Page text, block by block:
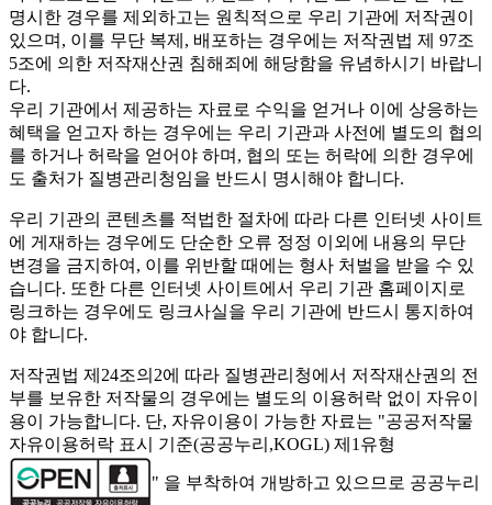
명시한 경우를 제외하고는 원칙적으로 우리 기관에 저작권이
있으며, 이를 무단 복제, 배포하는 경우에는 저작권법 제 97조
5조에 의한 저작재산권 침해죄에 해당함을 유념하시기 바랍니
다.
우리 기관에서 제공하는 자료로 수익을 얻거나 이에 상응하는
혜택을 얻고자 하는 경우에는 우리 기관과 사전에 별도의 협의
를 하거나 허락을 얻어야 하며, 협의 또는 허락에 의한 경우에
도 출처가 질병관리청임을 반드시 명시해야 합니다.
우리 기관의 콘텐츠를 적법한 절차에 따라 다른 인터넷 사이트
에 게재하는 경우에도 단순한 오류 정정 이외에 내용의 무단
변경을 금지하여, 이를 위반할 때에는 형사 처벌을 받을 수 있
습니다. 또한 다른 인터넷 사이트에서 우리 기관 홈페이지로
링크하는 경우에도 링크사실을 우리 기관에 반드시 통지하여
야 합니다.
저작권법 제24조의2에 따라 질병관리청에서 저작재산권의 전
부를 보유한 저작물의 경우에는 별도의 이용허락 없이 자유이
용이 가능합니다. 단, 자유이용이 가능한 자료는 "공공저작물
자유이용허락 표시 기준(공공누리,KOGL) 제1유형
" 을 부착하여 개방하고 있으므로 공공누리